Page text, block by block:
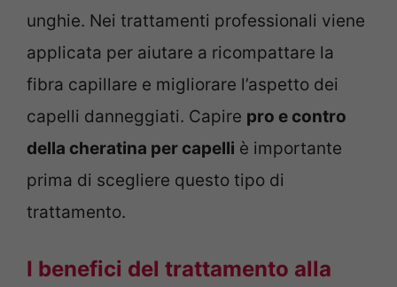
unghie. Nei trattamenti professionali viene
applicata per aiutare a ricompattare la
fibra capillare e migliorare l’aspetto dei
capelli danneggiati. Capire pro e contro
della cheratina per capelli è importante
prima di scegliere questo tipo di
trattamento.
I benefici del trattamento alla